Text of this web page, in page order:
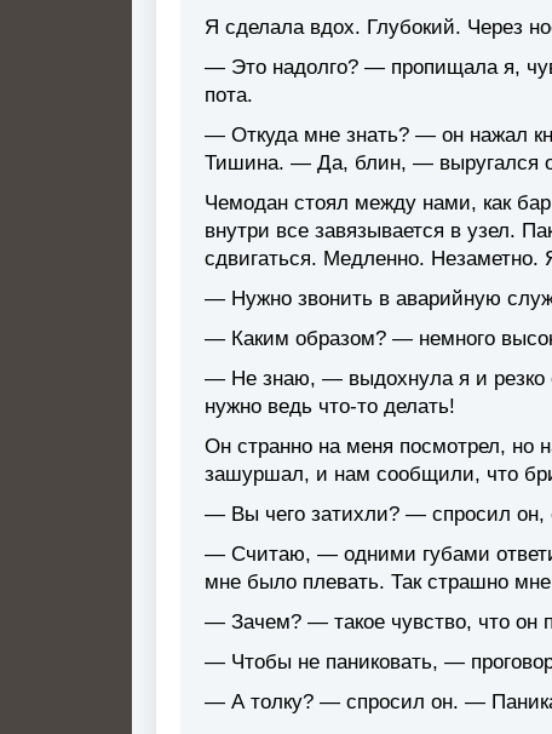
Я сделала вдох. Глубокий. Через
— Это надолго? — пропищала я,
пота.
— Откуда мне знать? — он нажал
Тишина. — Да, блин, — выругался
Чемодан стоял между нами, как
внутри все завязывается в узел.
сдвигаться. Медленно.
— Нужно звонить в аварийную
— Каким образом? — немного
— Не знаю, — выдохнула я и резко
нужно ведь что-то делать!
Он странно на меня посмотрел, но
зашуршал, и нам сообщили, что
— Вы чего затихли? — спросил он,
— Считаю, — одними губами
мне было плевать. Так страшно
— Зачем? — такое чувство, что он
— Чтобы не паниковать, —
— А толку? — спросил он. —